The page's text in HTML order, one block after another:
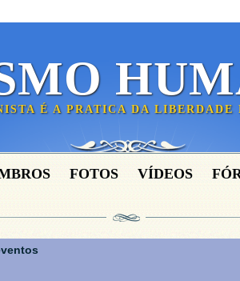
É A PRATICA DA
FOTOS VÍDEOS